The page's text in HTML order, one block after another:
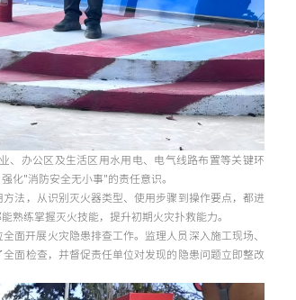
、办公区及生活区用水用电、电气线路布置等关键环
化"消防安全无小事"的责任意识。
法，从识别灭火器类型、使用步骤到操作要点，都进
熟练掌握灭火技能，提升初期火灾扑救能力。
面开展火灾隐患排查工作。监理人员深入施工现场、
面检查，并督促责任单位对发现的隐患问题立即整改